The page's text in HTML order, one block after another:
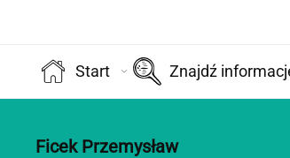
Start Znajdź
Ficek Przemysław